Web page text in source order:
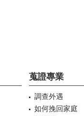
蒐證專業
調查外遇
如何挽回家庭